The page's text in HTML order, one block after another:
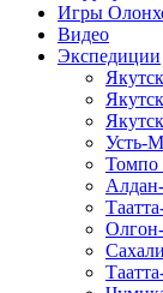
Игры
Видео
Экспедиции
Усть-
Томпо